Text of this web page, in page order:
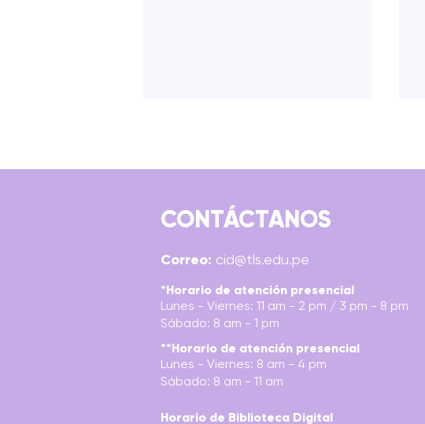
EL FLUIR DEL ILUSTRADOR:
EL PROCESO CREATIVO
APLICADO A UN PROYECTO
DE ILUSTRACIÓN EDITORIAL
DIRIGID
CONTÁCTANOS
Correo: cid@tls.edu.pe
*Horario de atención presencial
Lunes - Viernes: 11 am - 2 pm / 3 pm - 8 pm
Sábado: 8 am - 1 pm
Horario de Biblioteca Digital
**Horario de atención presencial
Lunes - Viernes: 8 am - 4 pm
Sábado: 8 am - 11 am